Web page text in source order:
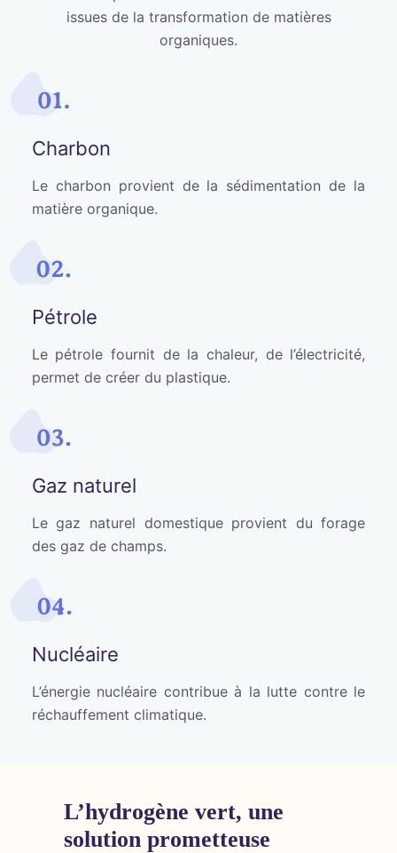
issues de la transformation de matières
organiques.
Charbon
Le charbon provient de la sédimentation de la
matière organique.
Pétrole
Le pétrole fournit de la chaleur, de l’électricité,
permet de créer du plastique.
Gaz naturel
Le gaz naturel domestique provient du forage
des gaz de champs.
Nucléaire
L’énergie nucléaire contribue à la lutte contre le
réchauffement climatique.
L’hydrogène vert, une
solution prometteuse